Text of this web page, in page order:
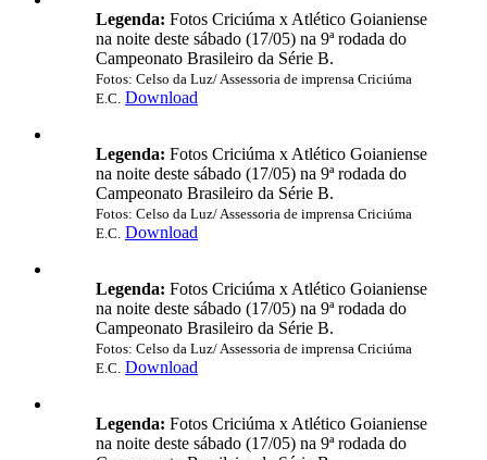
Legenda: Fotos Criciúma x Atlético Goianiense
na noite deste sábado (17/05) na 9ª rodada do
Campeonato Brasileiro da Série B.
Fotos: Celso da Luz/ Assessoria de imprensa Criciúma
E.C. Download
Legenda: Fotos Criciúma x Atlético Goianiense
na noite deste sábado (17/05) na 9ª rodada do
Campeonato Brasileiro da Série B.
Fotos: Celso da Luz/ Assessoria de imprensa Criciúma
E.C. Download
Legenda: Fotos Criciúma x Atlético Goianiense
na noite deste sábado (17/05) na 9ª rodada do
Campeonato Brasileiro da Série B.
Fotos: Celso da Luz/ Assessoria de imprensa Criciúma
E.C. Download
Legenda: Fotos Criciúma x Atlético Goianiense
na noite deste sábado (17/05) na 9ª rodada do